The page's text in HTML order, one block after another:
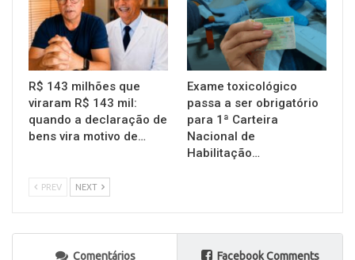
R$ 143 milhões que
viraram R$ 143 mil:
quando a declaração de
bens vira motivo de…
Exame toxicológico
passa a ser obrigatório
para 1ª Carteira
Nacional de
Habilitação…
PREV NEXT
Comentários Facebook Comments